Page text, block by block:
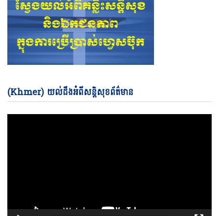
(Khmer) យល់ដឹងអំពីសន្តិសុខព័ត៌មាន